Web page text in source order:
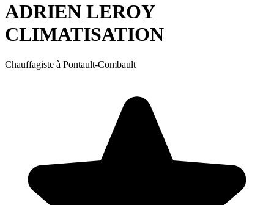
ADRIEN LEROY
CLIMATISATION
Chauffagiste à Pontault-Combault